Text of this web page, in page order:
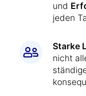
und
jeden
Starke
nicht